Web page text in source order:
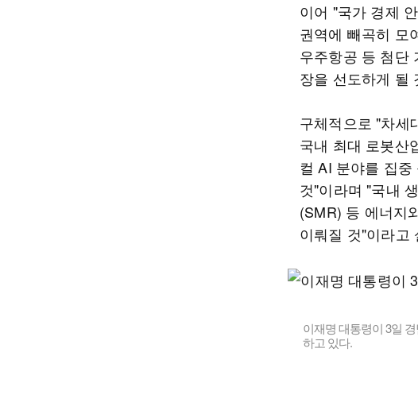
이어 "국가 경제
권역에 빼곡히 모
우주항공 등 첨단
장을 선도하게 될
구체적으로 "차세
국내 최대 로봇산
컬 AI 분야를 집
것"이라며 "국내
(SMR) 등 에너지
이뤄질 것"이라고
이재명 대통령이 3일
하고 있다.